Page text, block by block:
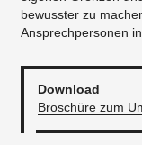
bewusster zu
Ansprechpersonen
Download
Broschüre zum